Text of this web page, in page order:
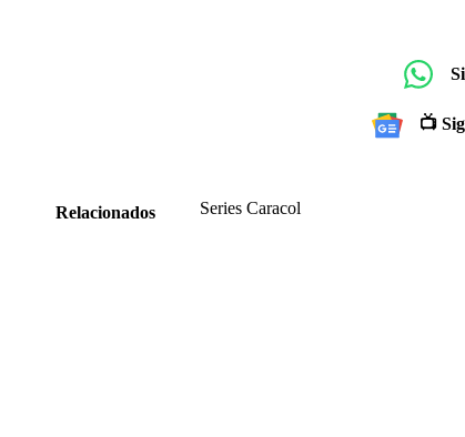
📺
Relacionados Series Caracol